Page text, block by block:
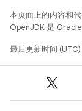
本页面上的内容和
OpenJDK 是
最后更新时间